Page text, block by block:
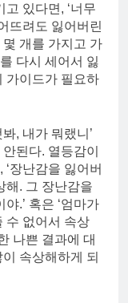
있다면, ‘너무
뜨려도 잃어버린
몇 개를 가지고 가
다시 세어서 잃
가이드가 필요하
, 내가 뭐랬니’
된다. 열등감이
장난감을 잃어버
해. 그 장난감을
.’ 혹은 ‘엄마가
수 없어서 속상
나쁜 결과에 대
속상해하게 되